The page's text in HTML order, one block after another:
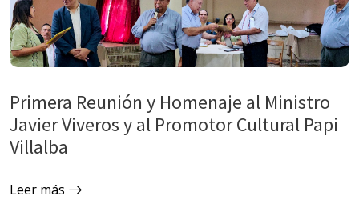
Primera Reunión y Homenaje al Ministro
Javier Viveros y al Promotor Cultural Papi
Villalba
Leer más